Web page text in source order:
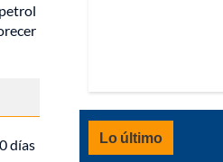
días
Lo último